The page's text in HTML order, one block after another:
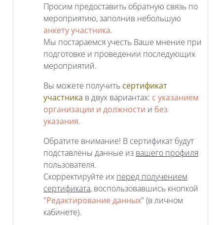
Просим предоставить обратную связь по
мероприятию, заполнив небольшую
анкету участника.
Мы постараемся учесть Ваше мнение при
подготовке и проведении последующих
мероприятий.
Вы можете получить сертификат
участника в двух вариантах: с указанием
организации и должности и без
указания.
Обратите внимание! В сертификат будут
подставлены данные из вашего профиля
пользователя.
Скорректируйте их перед получением
сертификата, воспользовавшись кнопкой
"Редактирование данных" (в личном
кабинете).